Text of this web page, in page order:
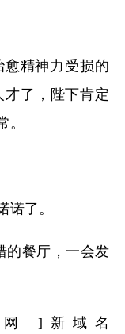
精神力受损的
了，陛下肯定
。
诺了。
的餐厅，一会发
]新域名